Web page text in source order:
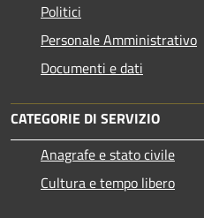
Politici
Personale Amministrativo
Documenti e dati
CATEGORIE DI SERVIZIO
Anagrafe e stato civile
Cultura e tempo libero